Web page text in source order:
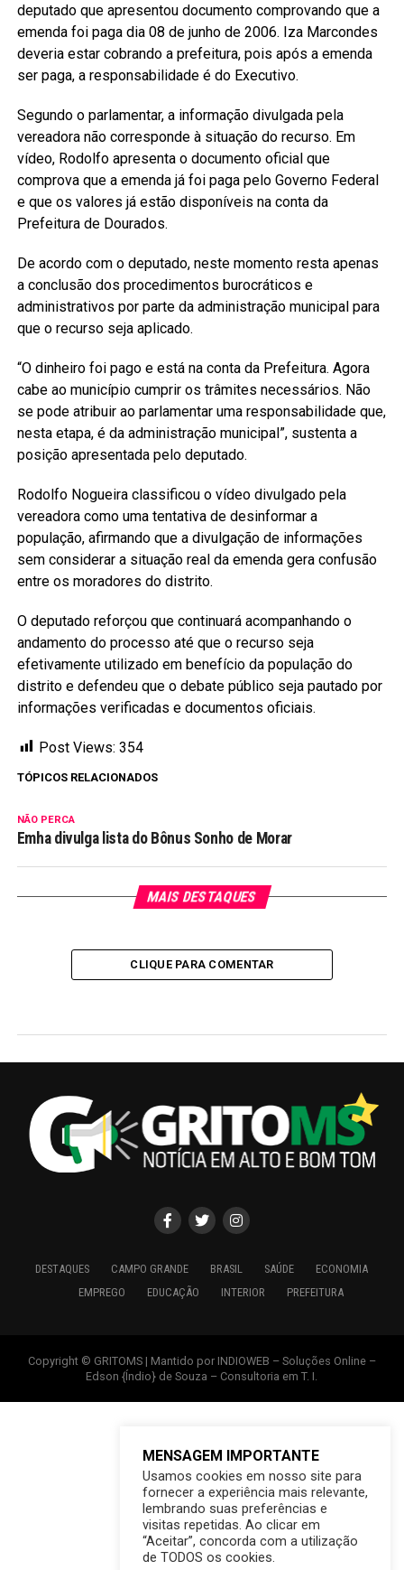
deputado que apresentou documento comprovando que a
emenda foi paga dia 08 de junho de 2006. Iza Marcondes
deveria estar cobrando a prefeitura, pois após a emenda
ser paga, a responsabilidade é do Executivo.
Segundo o parlamentar, a informação divulgada pela
vereadora não corresponde à situação do recurso. Em
vídeo, Rodolfo apresenta o documento oficial que
comprova que a emenda já foi paga pelo Governo Federal
e que os valores já estão disponíveis na conta da
Prefeitura de Dourados.
De acordo com o deputado, neste momento resta apenas
a conclusão dos procedimentos burocráticos e
administrativos por parte da administração municipal para
que o recurso seja aplicado.
“O dinheiro foi pago e está na conta da Prefeitura. Agora
cabe ao município cumprir os trâmites necessários. Não
se pode atribuir ao parlamentar uma responsabilidade que,
nesta etapa, é da administração municipal”, sustenta a
posição apresentada pelo deputado.
Rodolfo Nogueira classificou o vídeo divulgado pela
vereadora como uma tentativa de desinformar a
população, afirmando que a divulgação de informações
sem considerar a situação real da emenda gera confusão
entre os moradores do distrito.
O deputado reforçou que continuará acompanhando o
andamento do processo até que o recurso seja
efetivamente utilizado em benefício da população do
distrito e defendeu que o debate público seja pautado por
informações verificadas e documentos oficiais.
Post Views: 354
TÓPICOS RELACIONADOS
NÃO PERCA
Emha divulga lista do Bônus Sonho de Morar
MAIS DESTAQUES
CLIQUE PARA COMENTAR
DESTAQUES CAMPO GRANDE BRASIL SAÚDE
ECONOMIA
EMPREGO
EDUCAÇÃO INTERIOR PREFEITURA
Copyright © GRITOMS | Mantido por INDIOWEB – Soluções Online –
Edson {Índio} de Souza – Consultoria em T. I.
MENSAGEM IMPORTANTE
Usamos cookies em nosso site para
fornecer a experiência mais relevante,
lembrando suas preferências e
visitas repetidas. Ao clicar em
“Aceitar”, concorda com a utilização
de TODOS os cookies.